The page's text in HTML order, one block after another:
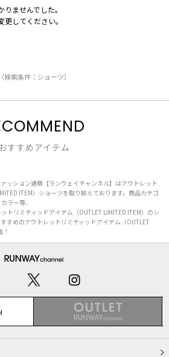
ませんでした。
してください。
（検索条件：ショーツ）
おすすめアイテム
ッション通販【ランウェイチャンネル】はアウトレット
ITEM）ショーツを取り揃えております。商品カテゴ
ラー等、
トリミティッドアイテム（OUTLET LIMITED ITEM）のシ
すめのアウトレットリミティッドアイテム（OUTLET